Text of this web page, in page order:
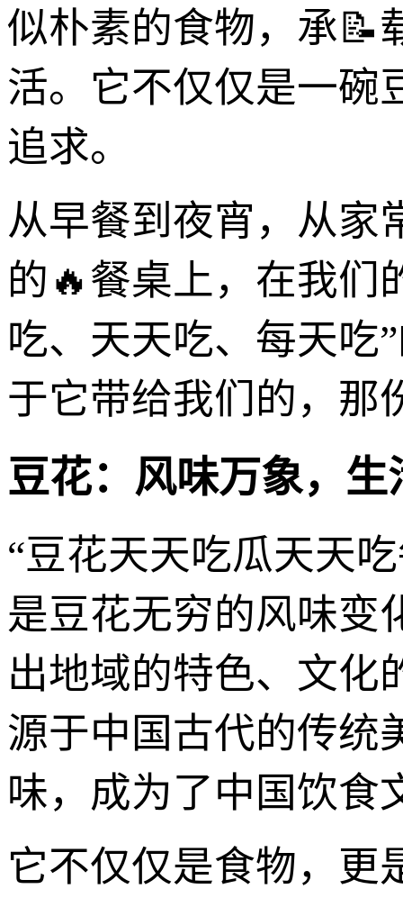
似朴素的食物，承📝
活。它不仅仅是一碗
追求。
从早餐到夜宵，从家
的🔥餐桌上，在我们
吃、天天吃、每天吃
于它带给我们的，那
豆花：风味万象，生
“豆花天天吃瓜天天
是豆花无穷的风味变
出地域的特色、文化
源于中国古代的传统
味，成为了中国饮食
它不仅仅是食物，更